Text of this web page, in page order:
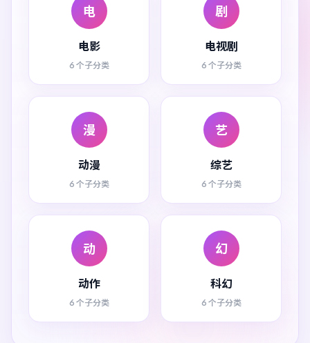
电
电影
6 个子分类
剧
电视剧
6 个子分类
漫
动漫
6 个子分类
艺
综艺
6 个子分类
动
动作
6 个子分类
幻
科幻
6 个子分类